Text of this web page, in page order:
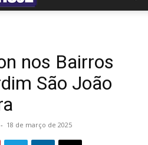
nos Bairros
São João
- 18 de março de 2025